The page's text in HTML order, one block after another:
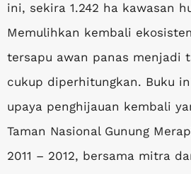
ini, sekira 1.242 ha kawasan
Memulihkan kembali
tersapu awan panas menjadi
cukup diperhitungkan. Buku
upaya penghijauan kembali
Taman Nasional Gunung
2011 – 2012, bersama mitra